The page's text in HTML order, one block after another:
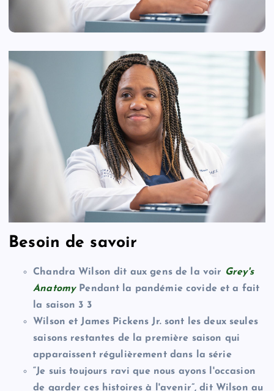
Besoin de savoir
Chandra Wilson dit aux gens de la voir Grey's
AnatomyPendant la pandémie covide et a fait
la saison 3 3
Wilson et James Pickens Jr. sont les deux seules
saisons restantes de la première saison qui
apparaissent régulièrement dans la série
“Je suis toujours ravi que nous ayons l'occasion
de garder ces histoires à l'avenir”, dit Wilson au